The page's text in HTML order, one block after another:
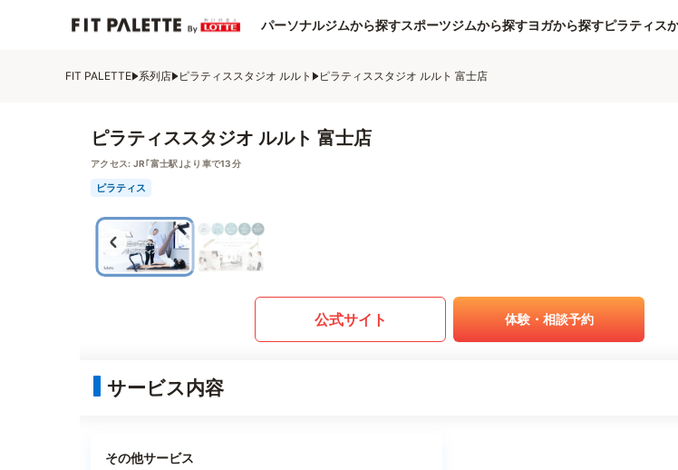
パーソナルジムから探すスポーツジムから探すヨガから探すピラティス
FIT PALETTE 系列店 ピラティススタジオ ルルト ピラティススタジオ ルルト 富士店
ピラティススタジオ ルルト 富士店
アクセス: JR｢富士駅｣より車で13分
ピラティス
公式サイト 体験・相談予約
サービス内容
その他サービス